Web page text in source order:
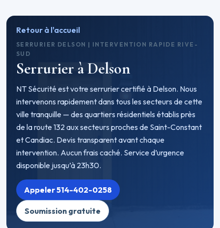
Retour à l'accueil
SERRURIER DELSON | INTERVENTION RAPIDE RIVE-
SUD
Serrurier à Delson
NT Sécurité est votre serrurier certifié à Delson. Nous
intervenons rapidement dans tous les secteurs de cette
ville tranquille — des quartiers résidentiels établis près
de la route 132 aux secteurs proches de Saint-Constant
et Candiac. Devis transparent avant chaque
intervention. Aucun frais caché. Service d’urgence
disponible jusqu’à 23h30.
Appeler 514-402-0258
Soumission gratuite